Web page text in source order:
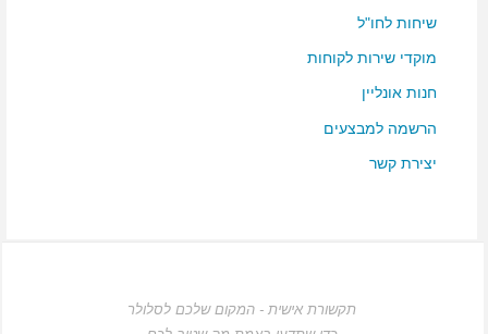
שיחות לחו"ל
מוקדי שירות לקוחות
חנות אונליין
הרשמה למבצעים
יצירת קשר
תקשורת אישית - המקום שלכם לסלולר